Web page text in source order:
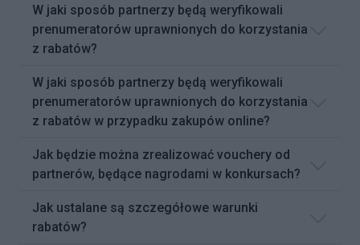
W jaki sposób partnerzy będą weryfikowali
prenumeratorów uprawnionych do korzystania
z rabatów?
W jaki sposób partnerzy będą weryfikowali
prenumeratorów uprawnionych do korzystania
z rabatów w przypadku zakupów online?
Jak będzie można zrealizować vouchery od
partnerów, będące nagrodami w konkursach?
Jak ustalane są szczegółowe warunki
rabatów?